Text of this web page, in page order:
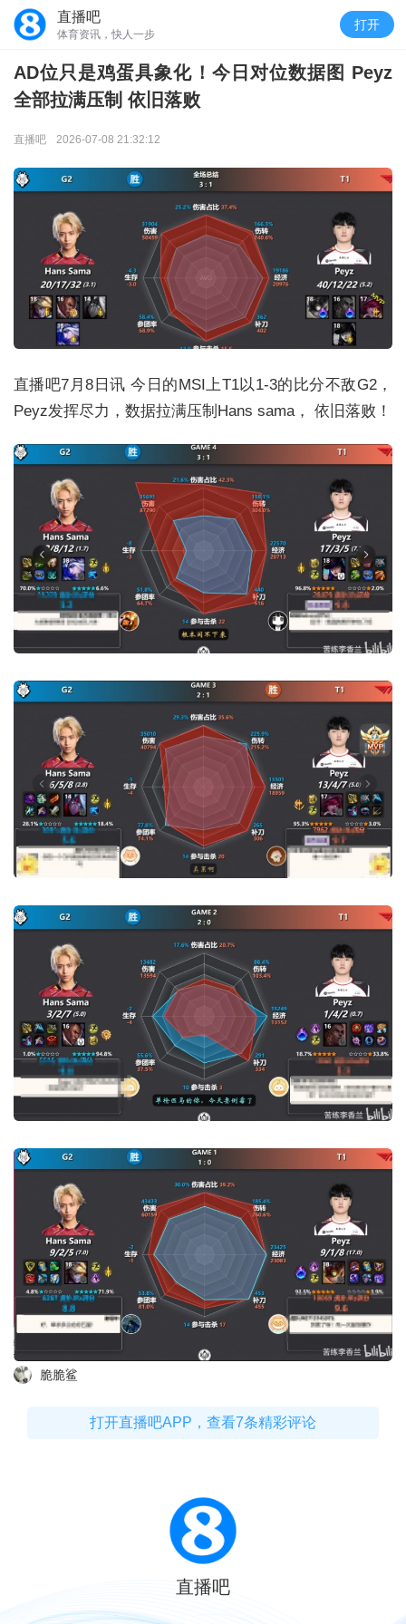
直播吧
体育资讯，快人一步
打开
AD位只是鸡蛋具象化！今日对位数据图 Peyz
全部拉满压制 依旧落败
直播吧 2026-07-08 21:32:12
直播吧7月8日讯 今日的MSI上T1以1-3的比分不敌G2，
Peyz发挥尽力，数据拉满压制Hans sama， 依旧落败！
脆脆鲨
打开直播吧APP，查看7条精彩评论
直播吧